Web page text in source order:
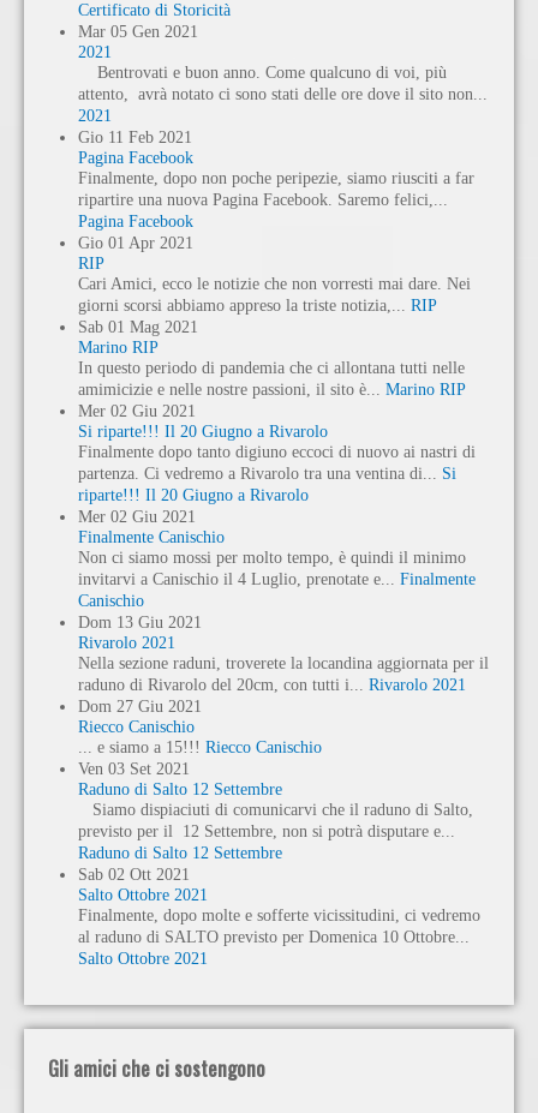
Certificato di Storicità
Mar 05 Gen 2021
2021
Bentrovati e buon anno. Come qualcuno di voi, più
attento, avrà notato ci sono stati delle ore dove il sito non...
2021
Gio 11 Feb 2021
Pagina Facebook
Finalmente, dopo non poche peripezie, siamo riusciti a far
ripartire una nuova Pagina Facebook. Saremo felici,...
Pagina Facebook
Gio 01 Apr 2021
RIP
Cari Amici, ecco le notizie che non vorresti mai dare. Nei
giorni scorsi abbiamo appreso la triste notizia,... RIP
Sab 01 Mag 2021
Marino RIP
In questo periodo di pandemia che ci allontana tutti nelle
amimicizie e nelle nostre passioni, il sito è... Marino RIP
Mer 02 Giu 2021
Si riparte!!! Il 20 Giugno a Rivarolo
Finalmente dopo tanto digiuno eccoci di nuovo ai nastri di
partenza. Ci vedremo a Rivarolo tra una ventina di... Si
riparte!!! Il 20 Giugno a Rivarolo
Mer 02 Giu 2021
Finalmente Canischio
Non ci siamo mossi per molto tempo, è quindi il minimo
invitarvi a Canischio il 4 Luglio, prenotate e... Finalmente
Canischio
Dom 13 Giu 2021
Rivarolo 2021
Nella sezione raduni, troverete la locandina aggiornata per il
raduno di Rivarolo del 20cm, con tutti i... Rivarolo 2021
Dom 27 Giu 2021
Riecco Canischio
... e siamo a 15!!! Riecco Canischio
Ven 03 Set 2021
Raduno di Salto 12 Settembre
Siamo dispiaciuti di comunicarvi che il raduno di Salto,
previsto per il 12 Settembre, non si potrà disputare e...
Raduno di Salto 12 Settembre
Sab 02 Ott 2021
Salto Ottobre 2021
Finalmente, dopo molte e sofferte vicissitudini, ci vedremo
al raduno di SALTO previsto per Domenica 10 Ottobre...
Salto Ottobre 2021
Gli amici che ci sostengono